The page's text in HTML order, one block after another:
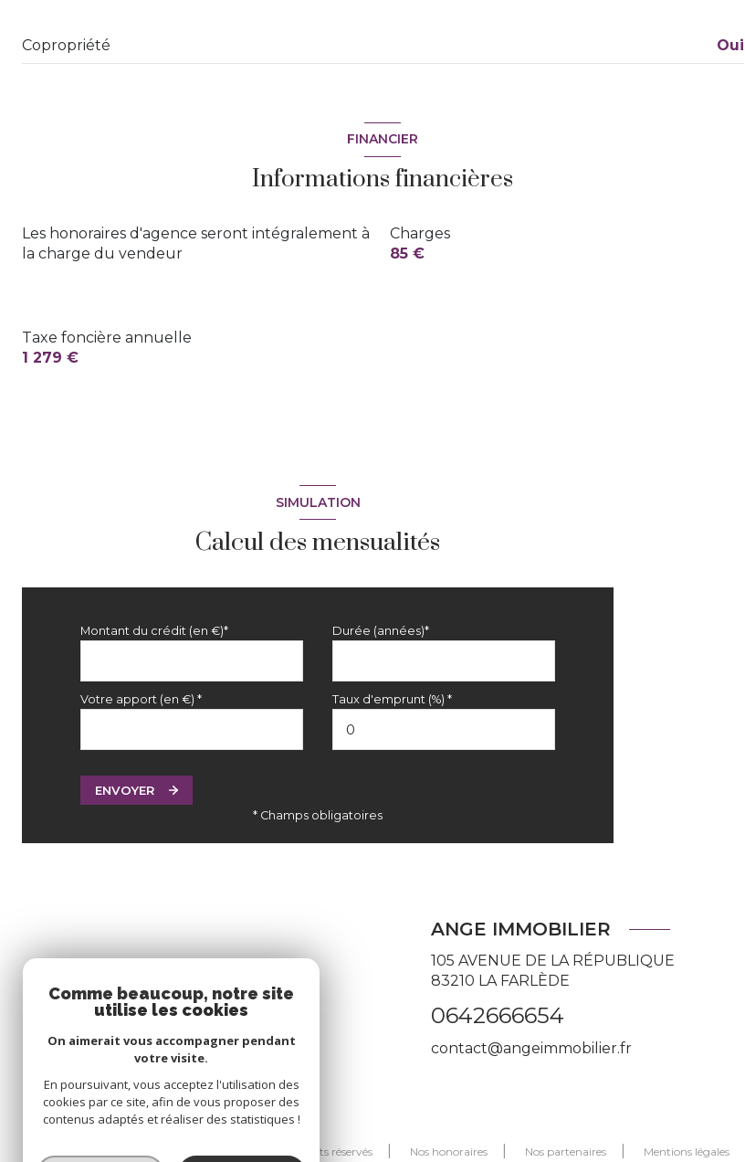
quartier Partégal
Copropriété Oui
FINANCIER
Informations financières
Les honoraires d'agence seront intégralement à
la charge du vendeur
Charges
85 €
Taxe foncière annuelle
1 279 €
SIMULATION
Calcul des mensualités
Montant du crédit (en €)* Durée (années)*
Votre apport (en €) * Taux d'emprunt (%) *
ENVOYER
* Champs obligatoires
ANGE IMMOBILIER
105 AVENUE DE LA RÉPUBLIQUE
83210 LA FARLÈDE
0642666654
contact@angeimmobilier.fr
© 2026 | Tous droits réservés Nos honoraires Nos partenaires Mentions légales
Comme beaucoup, notre site
utilise les cookies
On aimerait vous accompagner pendant
votre visite.
En poursuivant, vous acceptez l'utilisation des
cookies par ce site, afin de vous proposer des
contenus adaptés et réaliser des statistiques !